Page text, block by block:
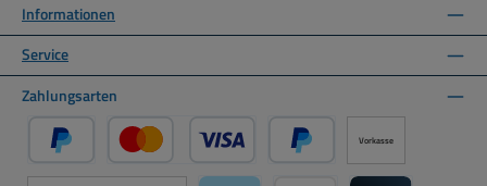
Informationen
Service
Zahlungsarten
PayPal Kredit- oder Debitkarte über PayPal
Später Bezahlen über PayPal
Vorkasse